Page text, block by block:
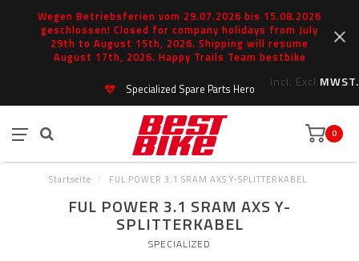
Wegen Betriebsferien vom 29.07.2026 bis 15.08.2026
geschlossen! Closed for company holidays from July
29th to August 15th, 2026. Shipping will resume
August 17th, 2026. Happy Trails Team bestbike
Incl. Excl.MWST.
Specialized Spare Parts Hero
0
Startseite / FUL POWER 3.1 SRAM AXS Y-SPLITTERKABEL
FUL POWER 3.1 SRAM AXS Y-
SPLITTERKABEL
SPECIALIZED